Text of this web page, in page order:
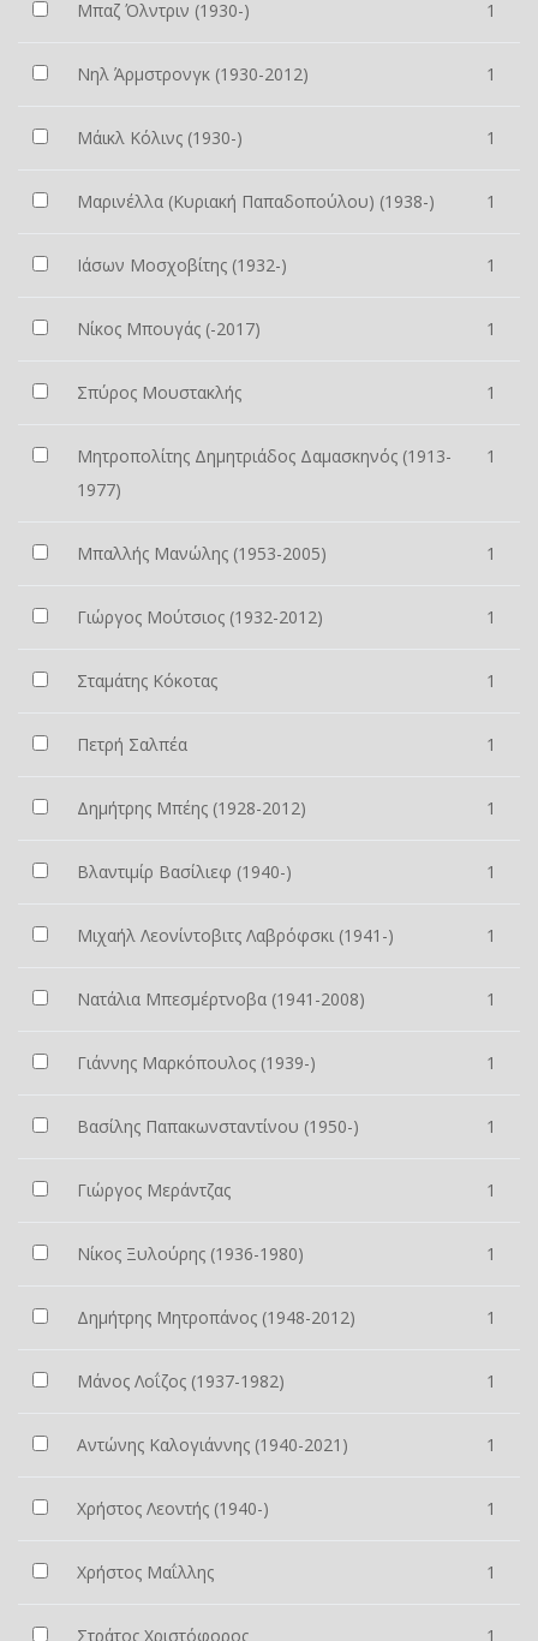
Μπαζ Όλντριν (1930-) 1
Νηλ Άρμστρονγκ (1930-2012) 1
Μάικλ Κόλινς (1930-) 1
Μαρινέλλα (Κυριακή Παπαδοπούλου) (1938-) 1
Ιάσων Μοσχοβίτης (1932-) 1
Νίκος Μπουγάς (-2017) 1
Σπύρος Μουστακλής 1
Μητροπολίτης Δημητριάδος Δαμασκηνός (1913-
1977)
1
Μπαλλής Μανώλης (1953-2005) 1
Γιώργος Μούτσιος (1932-2012) 1
Σταμάτης Κόκοτας 1
Πετρή Σαλπέα 1
Δημήτρης Μπέης (1928-2012) 1
Βλαντιμίρ Βασίλιεφ (1940-) 1
Μιχαήλ Λεονίντοβιτς Λαβρόφσκι (1941-) 1
Νατάλια Μπεσμέρτνοβα (1941-2008) 1
Γιάννης Μαρκόπουλος (1939-) 1
Βασίλης Παπακωνσταντίνου (1950-) 1
Γιώργος Μεράντζας 1
Νίκος Ξυλούρης (1936-1980) 1
Δημήτρης Μητροπάνος (1948-2012) 1
Μάνος Λοΐζος (1937-1982) 1
Αντώνης Καλογιάννης (1940-2021) 1
Χρήστος Λεοντής (1940-) 1
Χρήστος Μαΐλλης 1
Στράτος Χριστόφορος 1